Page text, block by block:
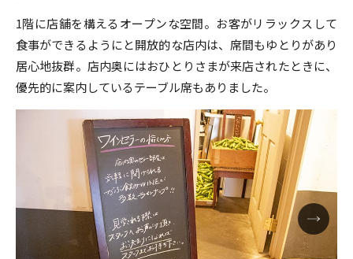
1階に店舗を構えるオープンな空間。お客がリラックスして
食事ができるようにと開放的な店内は、席間もゆとりがあり
居心地抜群。店内奥にはおひとりさまが来店されたときに、
優先的に案内しているテーブル席もありました。